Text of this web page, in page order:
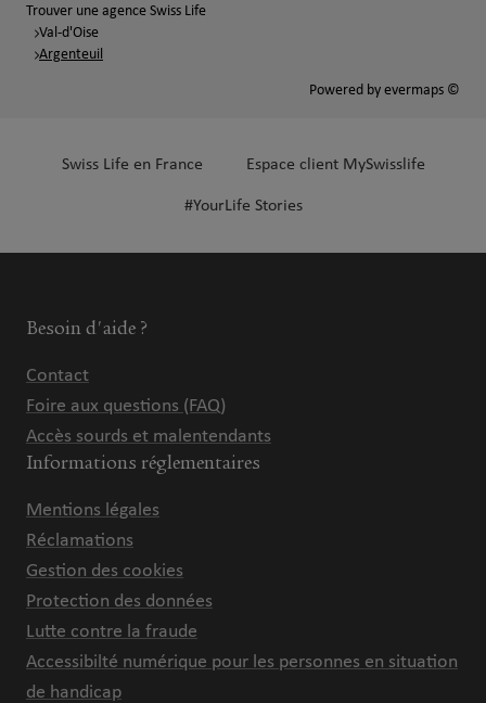
Trouver une agence Swiss Life
Val-d'Oise
Argenteuil
Powered by evermaps ©
Swiss Life en France Espace client MySwisslife
#YourLife Stories
Besoin d'aide ?
Contact
Foire aux questions (FAQ)
Accès sourds et malentendants
Informations réglementaires
Mentions légales
Réclamations
Gestion des cookies
Protection des données
Lutte contre la fraude
Accessibilté numérique pour les personnes en situation
de handicap